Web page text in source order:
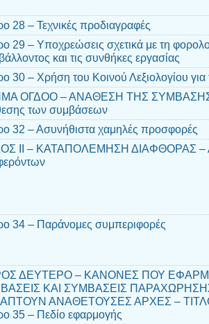
28 – Τεχνικές προδιαγραφές
29 – Υποχρεώσεις σχετικά με τη
και τις συνθήκες εργασίας
30 – Χρήση του Κοινού Λεξιολογίου για
ΟΓΔΟΟ – ΑΝΑΘΕΣΗ ΤΗΣ ΣΥΜΒΑΣΗΣ –
των συμβάσεων
32 – Ασυνήθιστα χαμηλές προσφορές
ΙΙ – ΚΑΤΑΠΟΛΕΜΗΣΗ ΔΙΑΦΘΟΡΑΣ –
34 – Παράνομες συμπεριφορές
ΔΕΥΤΕΡΟ – ΚΑΝΟΝΕΣ ΠΟΥ
ΚΑΙ ΣΥΜΒΑΣΕΙΣ
ΑΝΑΘΕΤΟΥΣΕΣ ΑΡΧΕΣ –
35 – Πεδίο εφαρμογής